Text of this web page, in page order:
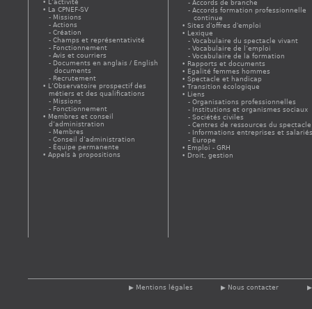
La CPNEF-SV
Missions
Actions
Création
Champs et représentativité
Fonctionnement
Avis et courriers
Documents en anglais / English
documents
Recrutement
L’Observatoire prospectif des
métiers et des qualifications
Missions
Fonctionnement
Membres et conseil
d’administration
Membres
Conseil d’administration
Équipe permanente
Appels à propositions
Accords de branche
Accords formation professionnelle
continue
Sites d'offres d'emploi
Lexique
Vocabulaire du spectacle vivant
Vocabulaire de l’emploi
Vocabulaire de la formation
Rapports et documents
Egalité femmes hommes
Spectacle et handicap
Transition écologique
Liens
Organisations professionnelles
Institutions et organismes sociaux
Sociétés civiles
Centres de ressources du spectacle
Informations entreprises et
Europe
Emploi - GRH
Droit, gestion
Mentions légales Nous contacter